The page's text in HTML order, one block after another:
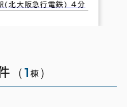
(北大阪急行電鉄) 4分
（1 棟 ）